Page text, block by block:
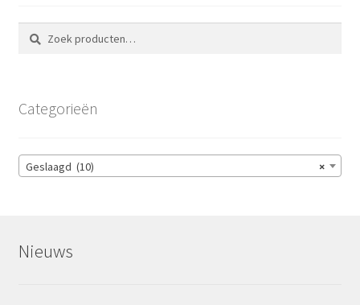
Zoeken
naar:
Zoeken
Categorieën
×
Geslaagd (10)
Nieuws